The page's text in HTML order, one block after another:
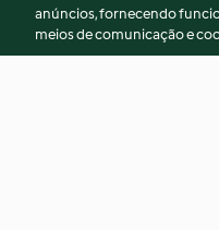
anúncios, fornecendo
meios de comunicação e